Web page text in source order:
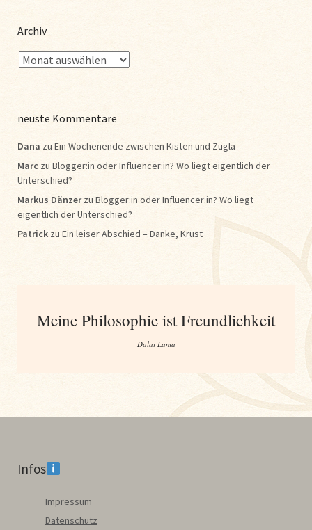
Archiv
neuste Kommentare
Dana zu Ein Wochenende zwischen Kisten und Züglä
Marc zu Blogger:in oder Influencer:in? Wo liegt eigentlich der
Unterschied?
Markus Dänzerzu Blogger:in oder Influencer:in? Wo liegt
eigentlich der Unterschied?
Patrick zu Ein leiser Abschied – Danke, Krust
Meine Philosophie ist Freundlichkeit
Dalai Lama
Infos
Impressum
Datenschutz